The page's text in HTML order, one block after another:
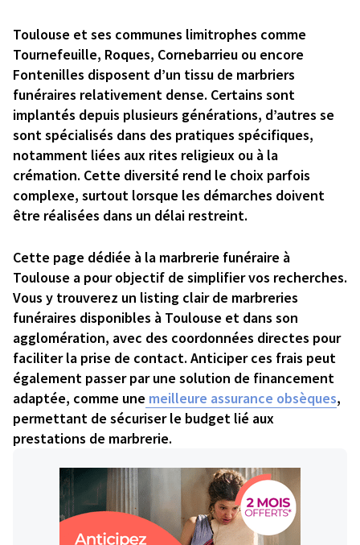
Toulouse et ses communes limitrophes comme
Tournefeuille, Roques, Cornebarrieu ou encore
Fontenilles disposent d’un tissu de marbriers
funéraires relativement dense. Certains sont
implantés depuis plusieurs générations, d’autres se
sont spécialisés dans des pratiques spécifiques,
notamment liées aux rites religieux ou à la
crémation. Cette diversité rend le choix parfois
complexe, surtout lorsque les démarches doivent
être réalisées dans un délai restreint.
Cette page dédiée à la marbrerie funéraire à
Toulouse a pour objectif de simplifier vos recherches.
Vous y trouverez un listing clair de marbreries
funéraires disponibles à Toulouse et dans son
agglomération, avec des coordonnées directes pour
faciliter la prise de contact. Anticiper ces frais peut
également passer par une solution de financement
adaptée, comme une meilleure assurance obsèques,
permettant de sécuriser le budget lié aux
prestations de marbrerie.